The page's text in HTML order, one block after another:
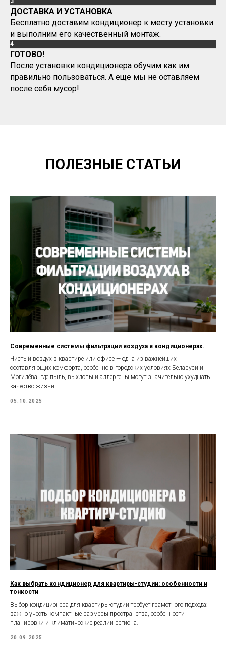
ДОСТАВКА И УСТАНОВКА
Бесплатно доставим кондиционер к месту установки
и выполним его качественный монтаж.
4
ГОТОВО!
После установки кондиционера обучим как им
правильно пользоваться. А еще мы не оставляем
после себя мусор!
ПОЛЕЗНЫЕ СТАТЬИ
Современные системы фильтрации воздуха в кондиционерах.
Чистый воздух в квартире или офисе — одна из важнейших
составляющих комфорта, особенно в городских условиях Беларуси и
Могилёва, где пыль, выхлопы и аллергены могут значительно ухудшать
качество жизни.
05.10.2025
Как выбрать кондиционер для квартиры-студии: особенности и
тонкости
Выбор кондиционера для квартиры-студии требует грамотного подхода:
важно учесть компактные размеры пространства, особенности
планировки и климатические реалии региона.
20.09.2025